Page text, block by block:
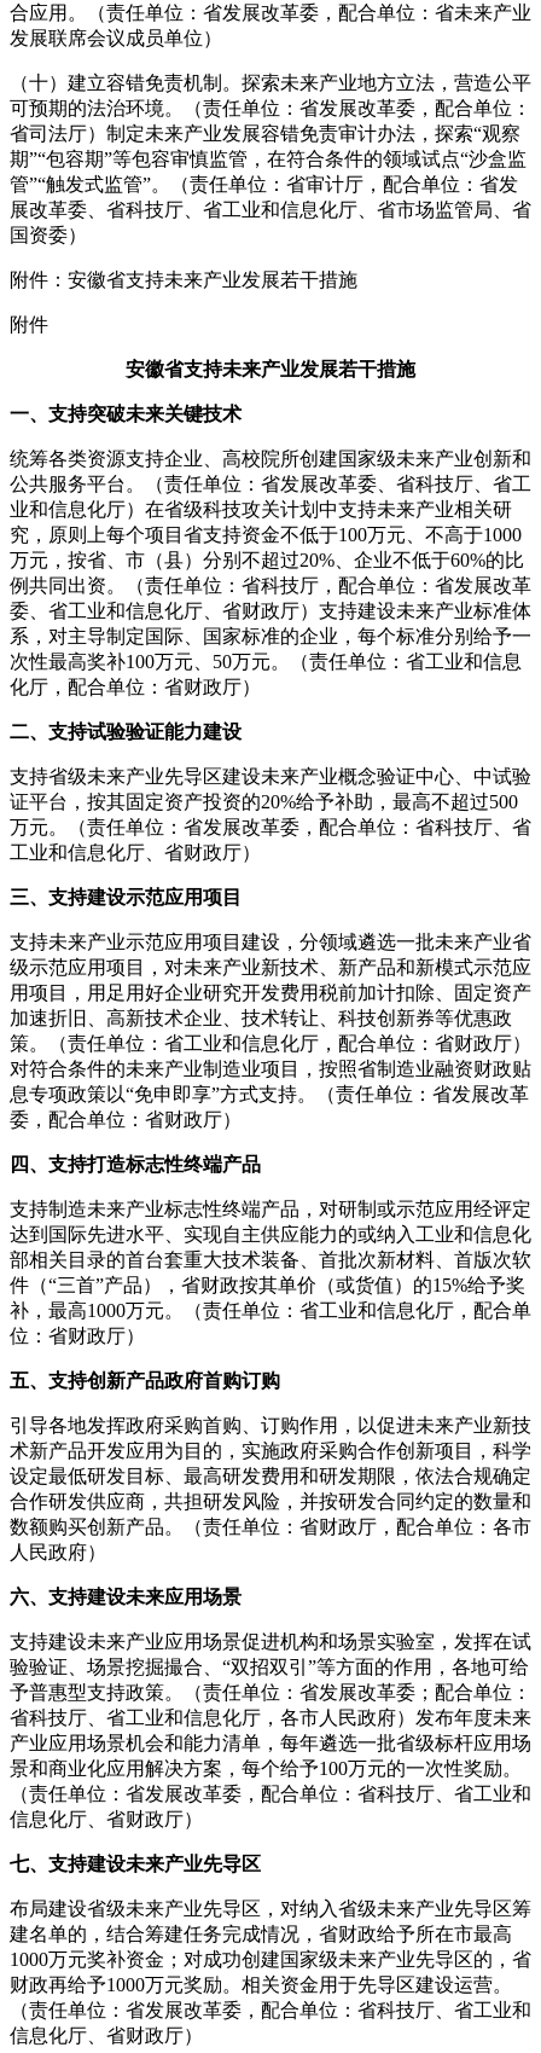
合应用。（责任单位：省发展改革委，配合单位：省未来产业
发展联席会议成员单位）
（十）建立容错免责机制。探索未来产业地方立法，营造公平
可预期的法治环境。（责任单位：省发展改革委，配合单位：
省司法厅）制定未来产业发展容错免责审计办法，探索“观察
期”“包容期”等包容审慎监管，在符合条件的领域试点“沙盒监
管”“触发式监管”。（责任单位：省审计厅，配合单位：省发
展改革委、省科技厅、省工业和信息化厅、省市场监管局、省
国资委）
附件：安徽省支持未来产业发展若干措施
附件
安徽省支持未来产业发展若干措施
一、支持突破未来关键技术
统筹各类资源支持企业、高校院所创建国家级未来产业创新和
公共服务平台。（责任单位：省发展改革委、省科技厅、省工
业和信息化厅）在省级科技攻关计划中支持未来产业相关研
究，原则上每个项目省支持资金不低于100万元、不高于1000
万元，按省、市（县）分别不超过20%、企业不低于60%的比
例共同出资。（责任单位：省科技厅，配合单位：省发展改革
委、省工业和信息化厅、省财政厅）支持建设未来产业标准体
系，对主导制定国际、国家标准的企业，每个标准分别给予一
次性最高奖补100万元、50万元。（责任单位：省工业和信息
化厅，配合单位：省财政厅）
二、支持试验验证能力建设
支持省级未来产业先导区建设未来产业概念验证中心、中试验
证平台，按其固定资产投资的20%给予补助，最高不超过500
万元。（责任单位：省发展改革委，配合单位：省科技厅、省
工业和信息化厅、省财政厅）
三、支持建设示范应用项目
支持未来产业示范应用项目建设，分领域遴选一批未来产业省
级示范应用项目，对未来产业新技术、新产品和新模式示范应
用项目，用足用好企业研究开发费用税前加计扣除、固定资产
加速折旧、高新技术企业、技术转让、科技创新券等优惠政
策。（责任单位：省工业和信息化厅，配合单位：省财政厅）
对符合条件的未来产业制造业项目，按照省制造业融资财政贴
息专项政策以“免申即享”方式支持。（责任单位：省发展改革
委，配合单位：省财政厅）
四、支持打造标志性终端产品
支持制造未来产业标志性终端产品，对研制或示范应用经评定
达到国际先进水平、实现自主供应能力的或纳入工业和信息化
部相关目录的首台套重大技术装备、首批次新材料、首版次软
件（“三首”产品），省财政按其单价（或货值）的15%给予奖
补，最高1000万元。（责任单位：省工业和信息化厅，配合单
位：省财政厅）
五、支持创新产品政府首购订购
引导各地发挥政府采购首购、订购作用，以促进未来产业新技
术新产品开发应用为目的，实施政府采购合作创新项目，科学
设定最低研发目标、最高研发费用和研发期限，依法合规确定
合作研发供应商，共担研发风险，并按研发合同约定的数量和
数额购买创新产品。（责任单位：省财政厅，配合单位：各市
人民政府）
六、支持建设未来应用场景
支持建设未来产业应用场景促进机构和场景实验室，发挥在试
验验证、场景挖掘撮合、“双招双引”等方面的作用，各地可给
予普惠型支持政策。（责任单位：省发展改革委；配合单位：
省科技厅、省工业和信息化厅，各市人民政府）发布年度未来
产业应用场景机会和能力清单，每年遴选一批省级标杆应用场
景和商业化应用解决方案，每个给予100万元的一次性奖励。
（责任单位：省发展改革委，配合单位：省科技厅、省工业和
信息化厅、省财政厅）
七、支持建设未来产业先导区
布局建设省级未来产业先导区，对纳入省级未来产业先导区筹
建名单的，结合筹建任务完成情况，省财政给予所在市最高
1000万元奖补资金；对成功创建国家级未来产业先导区的，省
财政再给予1000万元奖励。相关资金用于先导区建设运营。
（责任单位：省发展改革委，配合单位：省科技厅、省工业和
信息化厅、省财政厅）